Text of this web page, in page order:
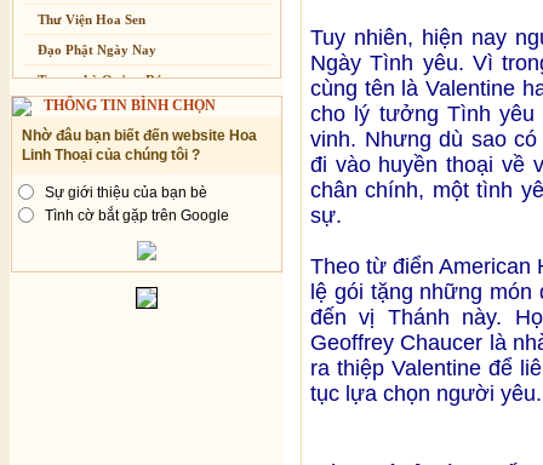
Thư Viện Hoa Sen
Đạo Phật Ngày Nay
Trang nhà Quảng Đức
Báo Giác Ngộ
Vesak 2014
THÔNG TIN BÌNH CHỌN
Nhờ đâu bạn biết đến website Hoa
Linh Thoại của chúng tôi ?
Sự giới thiệu của bạn bè
Tình cờ bắt gặp trên Google
Tuy nhiên, hiện nay
Ngày Tình yêu. Vì
cùng tên là Valentine
cho lý tưởng Tình
vinh. Nhưng dù sao
đi vào huyền thoại về
chân chính, một tình
sự.
Theo từ điển American
lệ gói tặng những
đến vị Thánh này.
Geoffrey Chaucer là
ra thiệp Valentine để
tục lựa chọn người